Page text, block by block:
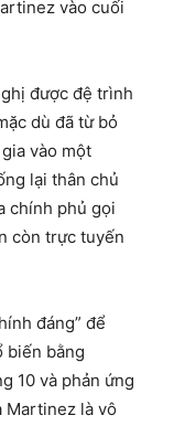
vào cuối
được đệ trình
dù đã từ bỏ
vào một
lại thân chủ
chính phủ gọi
còn trực tuyến
đáng” để
biến bằng
10 và phản ứng
Martinez là vô